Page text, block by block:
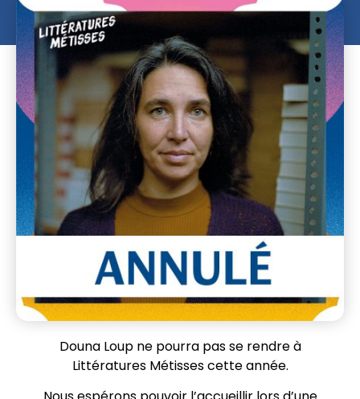
Douna Loup ne pourra pas se rendre à
Littératures Métisses cette année.